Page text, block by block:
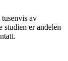
av
er andelen